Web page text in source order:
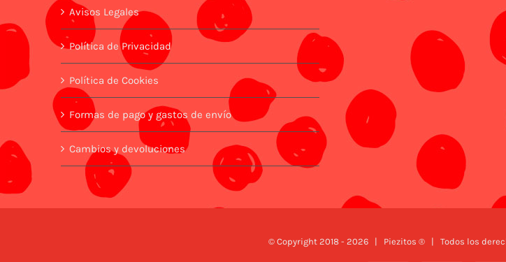
Avisos Legales
Política de Privacidad
Política de Cookies
Formas de pago y gastos de envío
Cambios y devoluciones
© Copyright 2018 - 2026 | Piezitos ® | Todos los